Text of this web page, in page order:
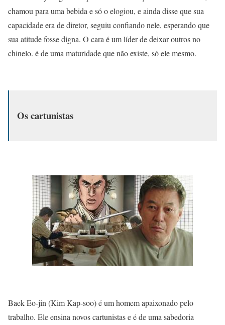
chamou para uma bebida e só o elogiou, e ainda disse que sua
capacidade era de diretor, seguiu confiando nele, esperando que
sua atitude fosse digna. O cara é um líder de deixar outros no
chinelo. é de uma maturidade que não existe, só ele mesmo.
Os cartunistas
Baek Eo-jin (Kim Kap-soo) é um homem apaixonado pelo
trabalho. Ele ensina novos cartunistas e é de uma sabedoria